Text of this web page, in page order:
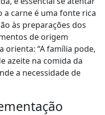
a carne é uma fonte rica
às preparações dos
de origem
orienta: “A família pode,
azeite na comida da
a necessidade de